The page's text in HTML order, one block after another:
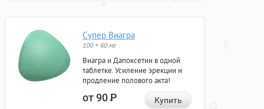
Супер Виагра
100 + 60 мг
Виагра и Дапоксетин в одной
таблетке. Усиление эрекции и
продление полового акта!
от 90Р Купить